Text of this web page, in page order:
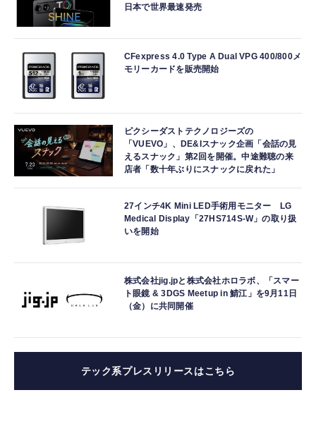
日本で世界最速発売
CFexpress 4.0 Type A Dual VPG 400/800メ
モリーカードを販売開始
ピクシーダストテクノロジーズの
「VUEVO」、DE&Iスナック企画「会話の見
えるスナック」第2回を開催。中途難聴の来
店者「数十年ぶりにスナックに戻れた」
27インチ4K Mini LED手術用モニター LG
Medical Display「27HS714S-W」の取り扱
いを開始
株式会社jig.jpと株式会社ホロラボ、「スマー
ト眼鏡 & 3DGS Meetup in 鯖江」を9月11日
（金）に共同開催
テック系プレスリリースはこちら